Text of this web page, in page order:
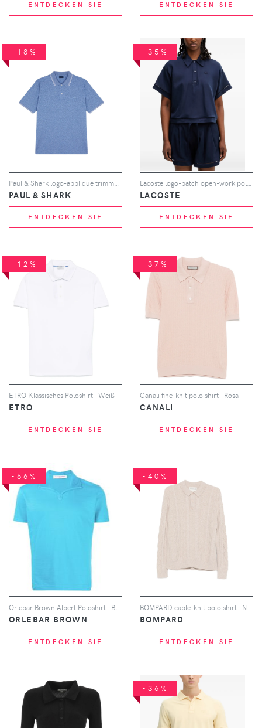
ENTDECKEN SIE ENTDECKEN SIE
-18%
PAUL & SHARK
ENTDECKEN SIE
-35%
LACOSTE
ENTDECKEN SIE
-12%
ETRO Klassisches Poloshirt - Weiß
ETRO
ENTDECKEN SIE
-37%
Canali fine-knit polo shirt - Rosa
CANALI
ENTDECKEN SIE
-56%
ORLEBAR BROWN
ENTDECKEN SIE
-40%
BOMPARD
ENTDECKEN SIE
-36%